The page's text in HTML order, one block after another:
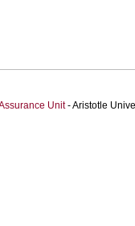
Unit- Aristotle